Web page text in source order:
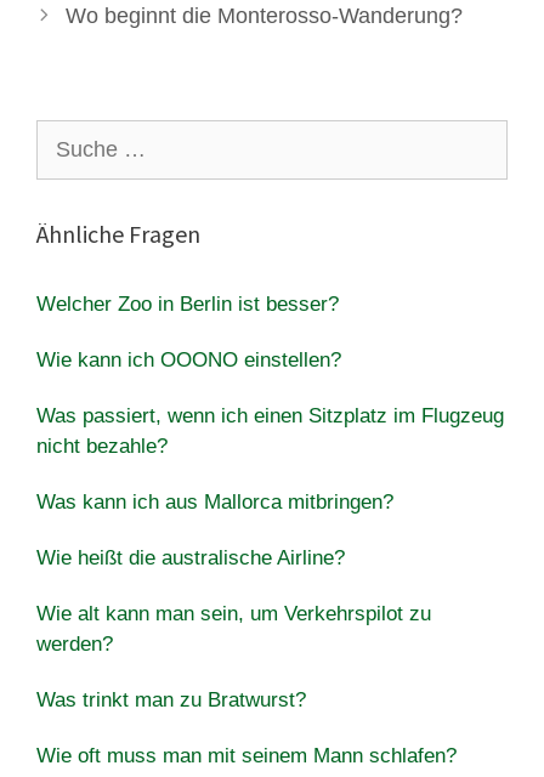
Wo beginnt die Monterosso-Wanderung?
nach:
Ähnliche Fragen
Welcher Zoo in Berlin ist besser?
Wie kann ich OOONO einstellen?
Was passiert, wenn ich einen Sitzplatz im Flugzeug
nicht bezahle?
Was kann ich aus Mallorca mitbringen?
Wie heißt die australische Airline?
Wie alt kann man sein, um Verkehrspilot zu
werden?
Was trinkt man zu Bratwurst?
Wie oft muss man mit seinem Mann schlafen?